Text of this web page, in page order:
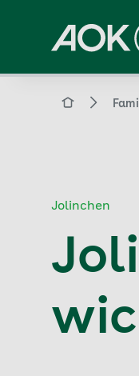
Hauptinhalt
springen
Magazin
Jolinchen